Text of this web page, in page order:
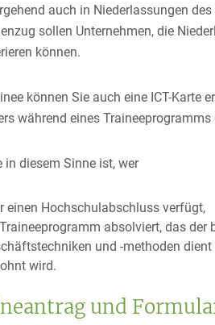
auch in Niederlassungen
sollen Unternehmen, die
können.
können Sie auch eine ICT-Karte
während eines Traineeprogramms
in diesem Sinne ist, wer
einen Hochschulabschluss verfügt,
absolviert, das
und -methoden dient
wird.
und